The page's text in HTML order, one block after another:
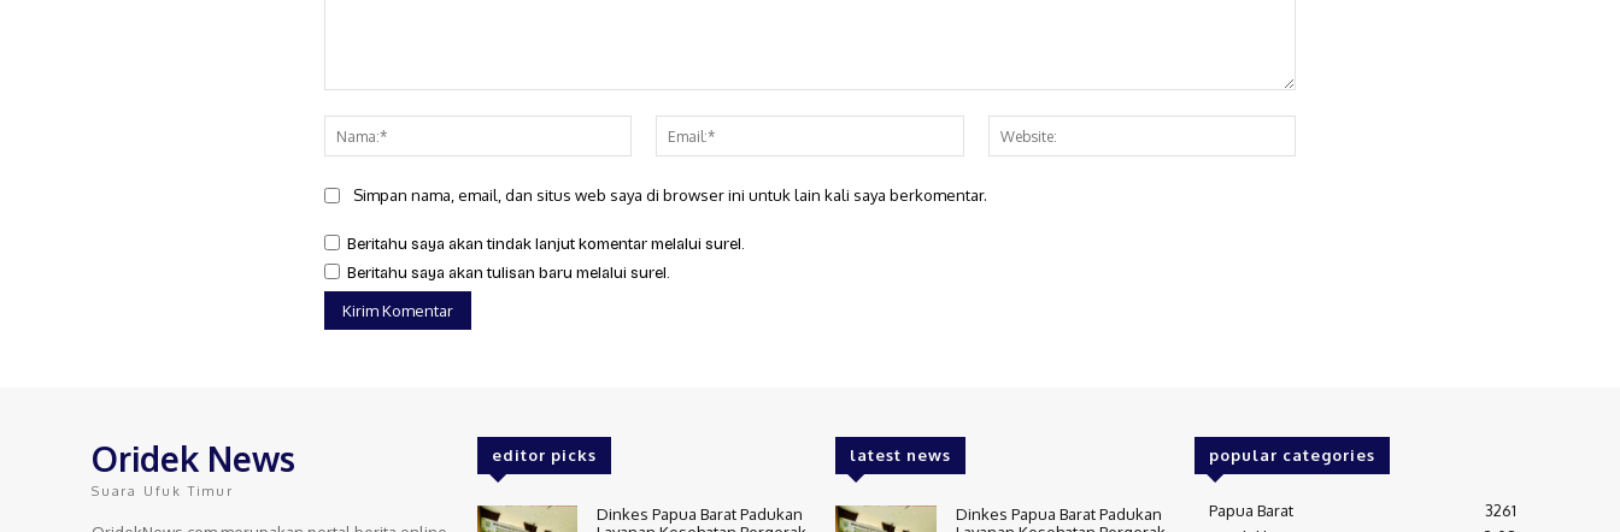
Simpan nama, email, dan situs web saya di browser ini untuk lain kali saya berkomentar.
Beritahu saya akan tindak lanjut komentar melalui surel.
Beritahu saya akan tulisan baru melalui surel.
Oridek News
Suara Ufuk Timur
editor picks
Dinkes Papua Barat Padukan
latest news
Dinkes Papua Barat Padukan
popular categories
Papua Barat
3261